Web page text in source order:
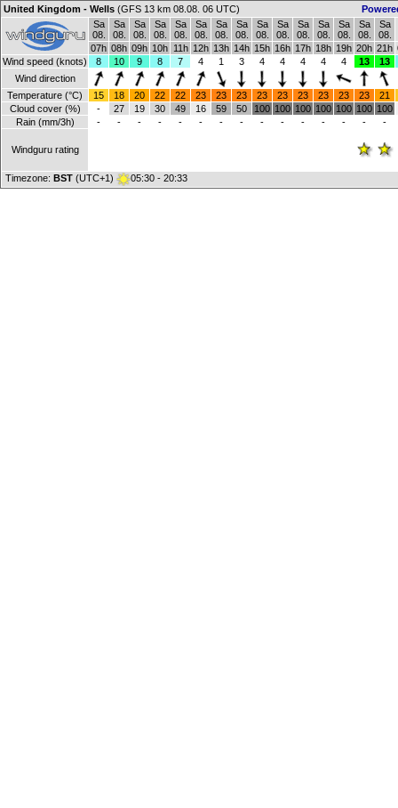
United Kingdom - Wells (GFS 13 km 08.08. 06 UTC)
Sa
08.
Sa
08.
Sa
08.
Sa
08.
Sa
08.
Sa
08.
Sa
08.
Sa
08.
Sa
08.
Sa
08.
Sa
08.
Sa
08.
Sa
08.
Sa
08.
Sa
08.
07h 08h 09h 10h 11h 12h 13h 14h 15h 16h 17h 18h 19h 20h 21h
Wind speed (knots)
8 10 9 8 7 4 1 3 4 4 4 4 4 13
13
Wind direction
Temperature (°C)
15 18 20 22 22 23 23 23 23 23 23 23 23 23
21
Cloud cover (%)
- 27 19 30 49 16 59 50 100 100 100 100 100 100 100
Rain (mm/3h)
- - - - - - - - - - - - - - -
Windguru rating
Timezone: BST (UTC+1) 05:30 - 20:33